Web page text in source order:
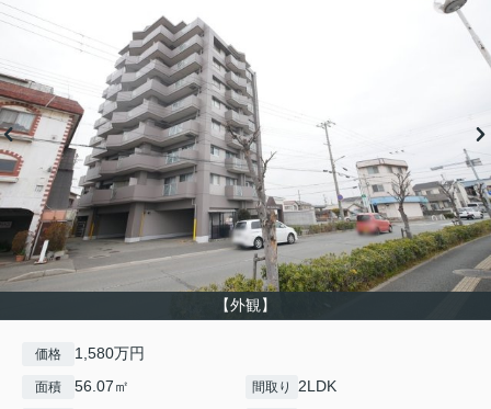
【外観】
価格 1,580万円
面積 56.07㎡ 間取り 2LDK